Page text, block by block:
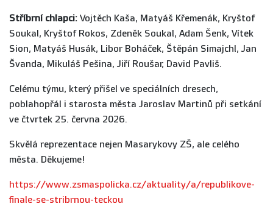
Stříbrní chlapci: Vojtěch Kaša, Matyáš Křemenák, Kryštof
Soukal, Kryštof Rokos, Zdeněk Soukal, Adam Šenk, Vítek
Sion, Matyáš Husák, Libor Boháček, Štěpán Simajchl, Jan
Švanda, Mikuláš Pešina, Jiří Roušar, David Pavliš.
Celému týmu, který přišel ve speciálních dresech,
poblahopřál i starosta města Jaroslav Martinů při setkání
ve čtvrtek 25. června 2026.
Skvělá reprezentace nejen Masarykovy ZŠ, ale celého
města. Děkujeme!
https://www.zsmaspolicka.cz/aktuality/a/republikove-
finale-se-stribrnou-teckou